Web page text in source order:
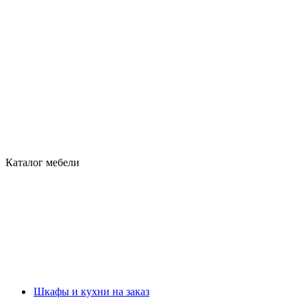
Каталог мебели
Шкафы и кухни на заказ